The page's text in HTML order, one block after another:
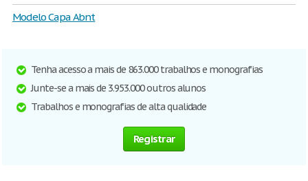
Modelo Capa Abnt
Tenha acesso a mais de 863.000 trabalhos e monografias
Junte-se a mais de 3.953.000 outros alunos
Trabalhos e monografias de alta qualidade
Registrar